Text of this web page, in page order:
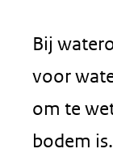
Bij
voor
om te
bodem